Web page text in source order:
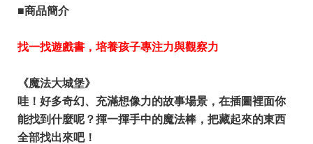
■商品簡介
找一找遊戲書，培養孩子專注力與觀察力
《魔法大城堡》
哇！好多奇幻、充滿想像力的故事場景，在插圖裡面你
能找到什麼呢？揮一揮手中的魔法棒，把藏起來的東西
全部找出來吧！